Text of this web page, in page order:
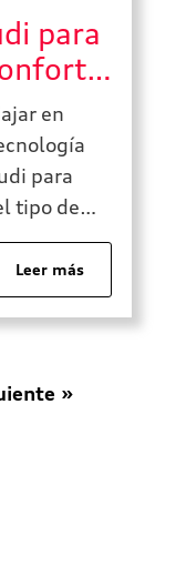
para
en
para
tipo de
del
que
una
Leer más
»